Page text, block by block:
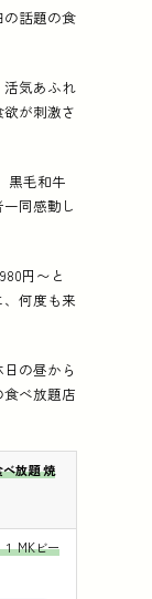
話題の食
気あふれ
が刺激さ
黒毛和牛
同感動し
円〜と
何度も来
の昼から
べ放題店
放題 焼
MKビー